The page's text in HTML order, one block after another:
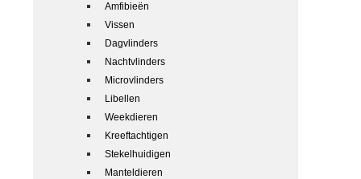
Amfibieën
Vissen
Dagvlinders
Nachtvlinders
Microvlinders
Libellen
Weekdieren
Kreeftachtigen
Stekelhuidigen
Manteldieren